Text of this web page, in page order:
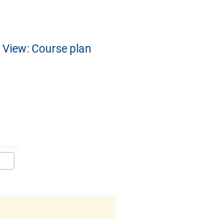
View: Course plan